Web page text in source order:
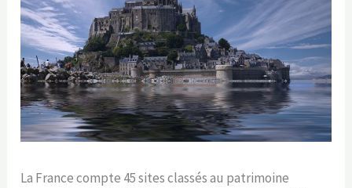
La France compte 45 sites classés au patrimoine